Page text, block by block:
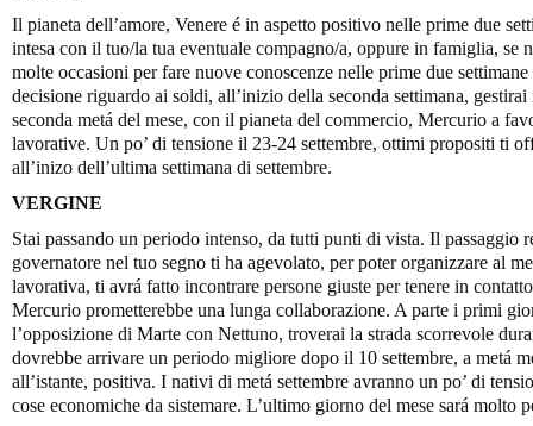
Il pianeta dell’amore, Venere é in aspetto positivo nelle prime due
intesa con il tuo/la tua eventuale compagno/a, oppure in famiglia, se
molte occasioni per fare nuove conoscenze nelle prime due
decisione riguardo ai soldi, all’inizio della seconda settimana,
seconda metá del mese, con il pianeta del commercio, Mercurio a
lavorative. Un po’ di tensione il 23-24 settembre, ottimi propositi ti
all’inizo dell’ultima settimana di settembre.
VERGINE
Stai passando un periodo intenso, da tutti punti di vista. Il passaggio
governatore nel tuo segno ti ha agevolato, per poter organizzare al
lavorativa, ti avrá fatto incontrare persone giuste per tenere in
Mercurio prometterebbe una lunga collaborazione. A parte i primi
l’opposizione di Marte con Nettuno, troverai la strada scorrevole
dovrebbe arrivare un periodo migliore dopo il 10 settembre, a metá
all’istante, positiva. I nativi di metá settembre avranno un po’ di
cose economiche da sistemare. L’ultimo giorno del mese sará molto